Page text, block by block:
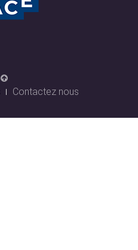
Contactez nous